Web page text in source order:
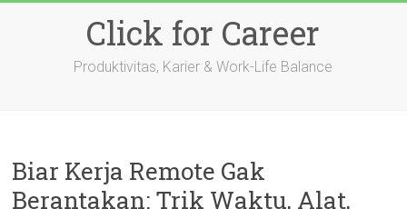
Click for Career
Produktivitas, Karier & Work-Life Balance
Biar Kerja Remote Gak
Berantakan: Trik Waktu, Alat,